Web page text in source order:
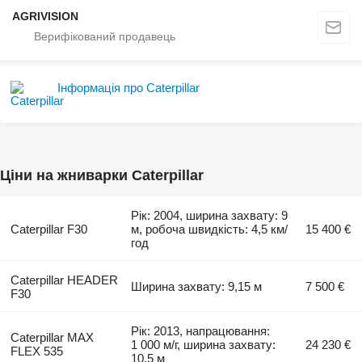
AGRIVISION
Інформація про Caterpillar
Ціни на жниварки Caterpillar
Caterpillar F30
Рік: 2004, ширина захвату: 9
м, робоча швидкість: 4,5 км/
год
15 400 €
Caterpillar HEADER
F30
Ширина захвату: 9,15 м 7 500 €
Caterpillar MAX
FLEX 535
Рік: 2013, напрацювання:
1 000 м/г, ширина захвату:
10,5 м
24 230 €